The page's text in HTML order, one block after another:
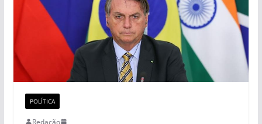
POLÍTICA
Redação